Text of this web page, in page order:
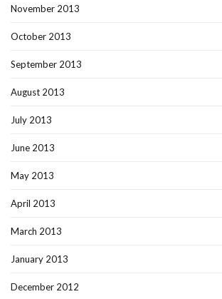
November 2013
October 2013
September 2013
August 2013
July 2013
June 2013
May 2013
April 2013
March 2013
January 2013
December 2012